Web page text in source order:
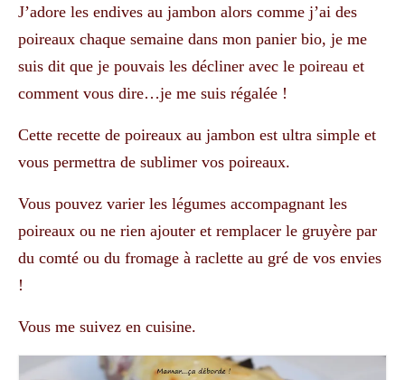
J’adore les endives au jambon alors comme j’ai des
poireaux chaque semaine dans mon panier bio, je me
suis dit que je pouvais les décliner avec le poireau et
comment vous dire…je me suis régalée !
Cette recette de poireaux au jambon est ultra simple et
vous permettra de sublimer vos poireaux.
Vous pouvez varier les légumes accompagnant les
poireaux ou ne rien ajouter et remplacer le gruyère par
du comté ou du fromage à raclette au gré de vos envies
!
Vous me suivez en cuisine.